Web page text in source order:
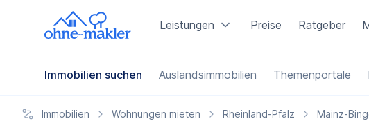
Leistungen Preise Ratgeber
Immobilien suchen Auslandsimmobilien Themenportale
Immobilien Wohnungen mieten Rheinland-Pfalz Mainz-